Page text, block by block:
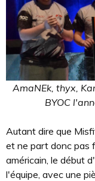
AmaNEk, thyx,
BYOC
Autant dire que
et ne part donc pas
américain, le début
l'équipe, avec une